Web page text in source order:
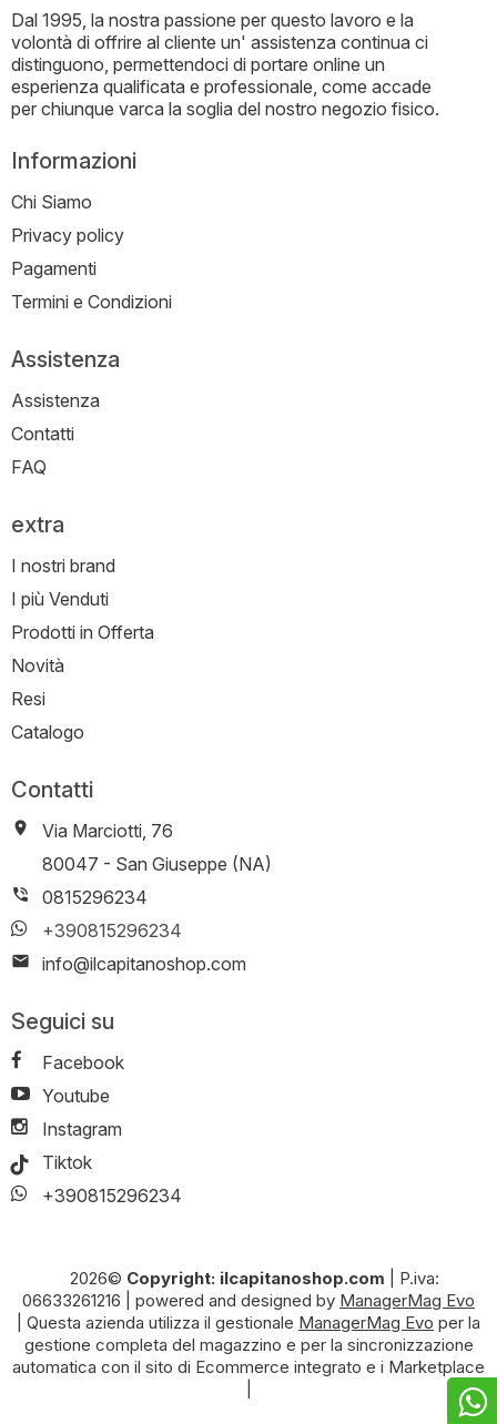
Dal 1995, la nostra passione per questo lavoro e la
volontà di offrire al cliente un' assistenza continua ci
distinguono, permettendoci di portare online un
esperienza qualificata e professionale, come accade
per chiunque varca la soglia del nostro negozio fisico.
Informazioni
Chi Siamo
Privacy policy
Pagamenti
Termini e Condizioni
Assistenza
Assistenza
Contatti
FAQ
extra
I nostri brand
I più Venduti
Prodotti in Offerta
Novità
Resi
Catalogo
Contatti
Via Marciotti, 76
-
80047 - San Giuseppe (NA)
0815296234
+390815296234
info@ilcapitanoshop.com
Seguici su
Facebook
Youtube
Instagram
Tiktok
+390815296234
2026© Copyright: ilcapitanoshop.com
P.iva:
06633261216
powered and designed by ManagerMag Evo
| Questa azienda utilizza il gestionale ManagerMag Evo per la
gestione completa del magazzino e per la sincronizzazione
automatica con il sito di Ecommerce integrato e i Marketplace